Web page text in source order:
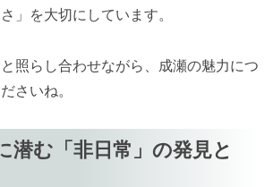
」を大切にしています。
照らし合わせながら、成瀬の魅力につ
さいね。
潜む「非日常」の発見と